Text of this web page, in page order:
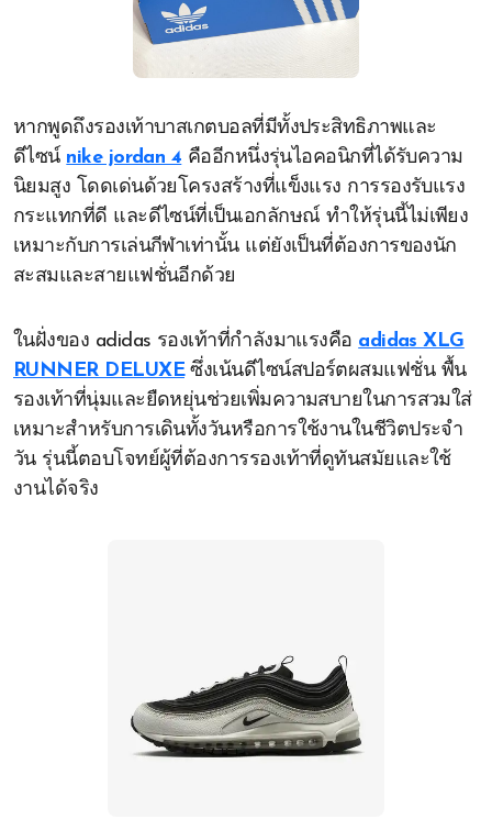
หากพูดถึงรองเท้าบาสเกตบอลที่มีทั้งประสิทธิภาพและ
ดีไซน์ nike jordan 4 คืออีกหนึ่งรุ่นไอคอนิกที่ได้รับความ
นิยมสูง โดดเด่นด้วยโครงสร้างที่แข็งแรง การรองรับแรง
กระแทกที่ดี และดีไซน์ที่เป็นเอกลักษณ์ ทำให้รุ่นนี้ไม่เพียง
เหมาะกับการเล่นกีฬาเท่านั้น แต่ยังเป็นที่ต้องการของนัก
สะสมและสายแฟชั่นอีกด้วย
ในฝั่งของ adidas รองเท้าที่กำลังมาแรงคือ adidas XLG
RUNNER DELUXEซึ่งเน้นดีไซน์สปอร์ตผสมแฟชั่น พื้น
รองเท้าที่นุ่มและยืดหยุ่นช่วยเพิ่มความสบายในการสวมใส่
เหมาะสำหรับการเดินทั้งวันหรือการใช้งานในชีวิตประจำ
วัน รุ่นนี้ตอบโจทย์ผู้ที่ต้องการรองเท้าที่ดูทันสมัยและใช้
งานได้จริง